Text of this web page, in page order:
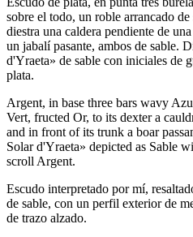
sobre el todo, un roble arrancado
diestra una caldera pendiente de
un jabalí pasante, ambos de sable.
d'Yraeta» de sable con iniciales de
plata.
Argent, in base three bars wavy
Vert, fructed Or, to its dexter a
and in front of its trunk a boar
Solar d'Yraeta» depicted as Sable
scroll Argent.
Escudo interpretado por mí,
de sable, con un perfil exterior de
de trazo alzado.